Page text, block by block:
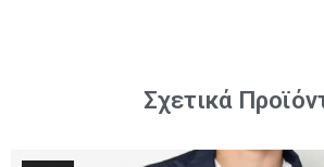
Σχετικά